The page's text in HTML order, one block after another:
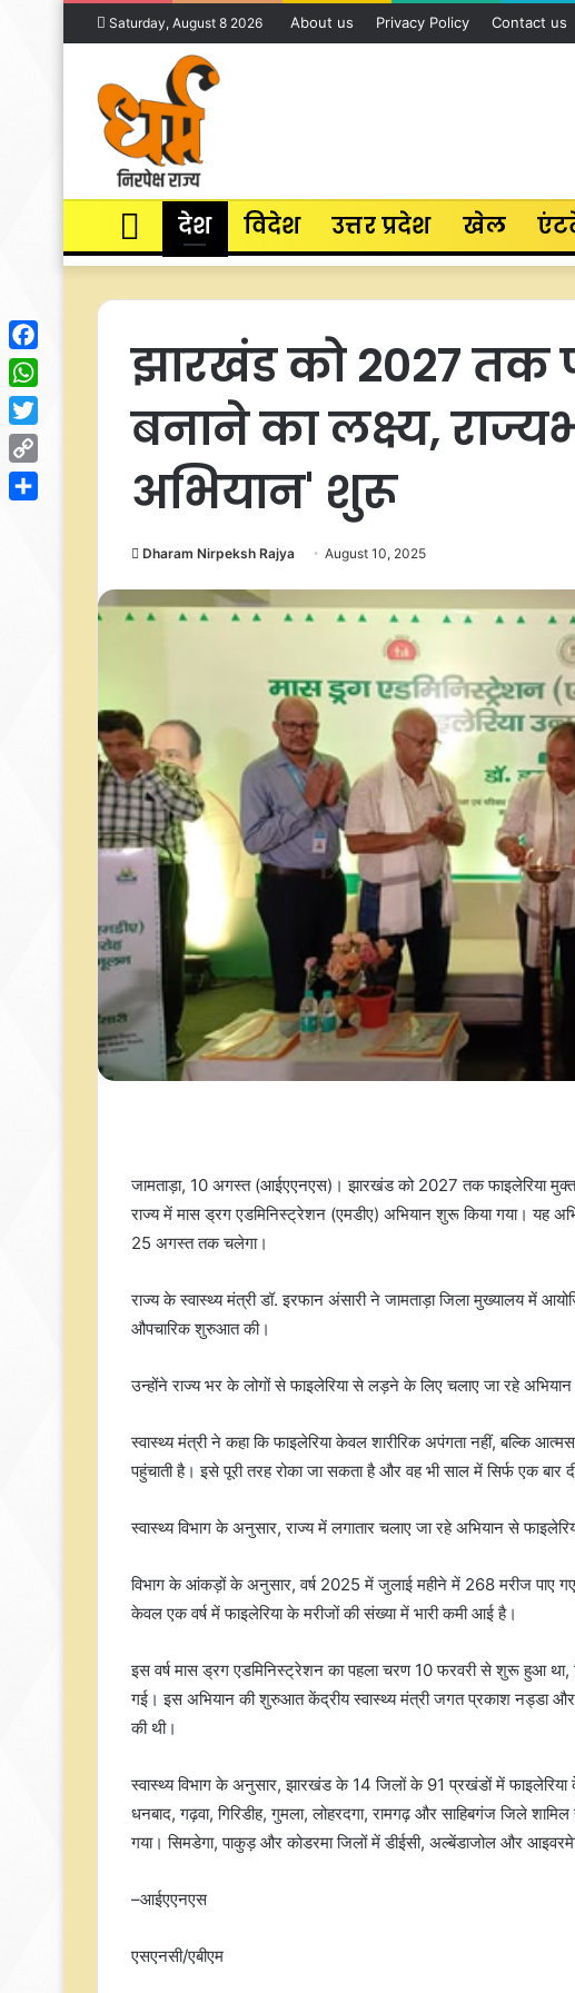
Saturday, August 8 2026 About us Privacy Policy Contact us
Home
देश विदेश उत्तर प्रदेश खेल
झारखंड को 2027 तक
बनाने का लक्ष्य,
अभियान' शुरू
Dharam Nirpeksh Rajya August 10, 2025
जामताड़ा, 10 अगस्त (आईएएनएस)। झारखंड को 2027 तक फाइलेरिया मुक्त
राज्य में मास ड्रग एडमिनिस्ट्रेशन (एमडीए) अभियान शुरू किया गया। यह
25 अगस्त तक चलेगा।
राज्य के स्वास्थ्य मंत्री डॉ. इरफान अंसारी ने जामताड़ा जिला मुख्यालय में
औपचारिक शुरुआत की।
उन्होंने राज्य भर के लोगों से फाइलेरिया से लड़ने के लिए चलाए जा रहे अभियान
स्वास्थ्य मंत्री ने कहा कि फाइलेरिया केवल शारीरिक अपंगता नहीं, बल्कि
पहुंचाती है। इसे पूरी तरह रोका जा सकता है और वह भी साल में सिर्फ एक बार
स्वास्थ्य विभाग के अनुसार, राज्य में लगातार चलाए जा रहे अभियान से
विभाग के आंकड़ों के अनुसार, वर्ष 2025 में जुलाई महीने में 268 मरीज
केवल एक वर्ष में फाइलेरिया के मरीजों की संख्या में भारी कमी आई है।
इस वर्ष मास ड्रग एडमिनिस्ट्रेशन का पहला चरण 10 फरवरी से शुरू हुआ था,
गई। इस अभियान की शुरुआत केंद्रीय स्वास्थ्य मंत्री जगत प्रकाश नड्डा और
की थी।
स्वास्थ्य विभाग के अनुसार, झारखंड के 14 जिलों के 91 प्रखंडों में फाइलेरिया
धनबाद, गढ़वा, गिरिडीह, गुमला, लोहरदगा, रामगढ़ और साहिबगंज जिले
गया। सिमडेगा, पाकुड़ और कोडरमा जिलों में डीईसी, अल्बेंडाजोल और
–आईएएनएस
एसएनसी/एबीएम
Facebook
WhatsApp
Twitter
Copy
Link